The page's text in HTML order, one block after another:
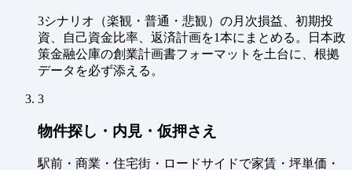
3シナリオ（楽観・普通・悲観）の月次損益、初期投
資、自己資金比率、返済計画を1本にまとめる。日本政
策金融公庫の創業計画書フォーマットを土台に、根拠
データを必ず添える。
3
物件探し・内見・仮押さえ
駅前・商業・住宅街・ロードサイドで家賃・坪単価・